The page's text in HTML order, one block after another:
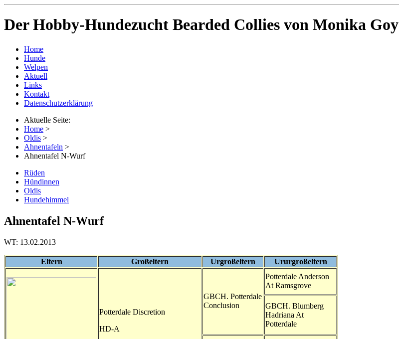
Der Hobby-Hundezucht Bearded Collies von Monika Goy
Home
Hunde
Welpen
Aktuell
Links
Kontakt
Datenschutzerklärung
Aktuelle Seite:
Home >
Oldis >
Ahnentafeln >
Ahnentafel N-Wurf
Rüden
Hündinnen
Oldis
Hundehimmel
Ahnentafel N-Wurf
WT: 13.02.2013
Eltern Großeltern Urgroßeltern Ururgroßeltern
Potterdale Discretion
HD-A
GBCH. Potterdale
Conclusion
Potterdale Anderson
At Ramsgrove
GBCH. Blumberg
Hadriana At
Potterdale